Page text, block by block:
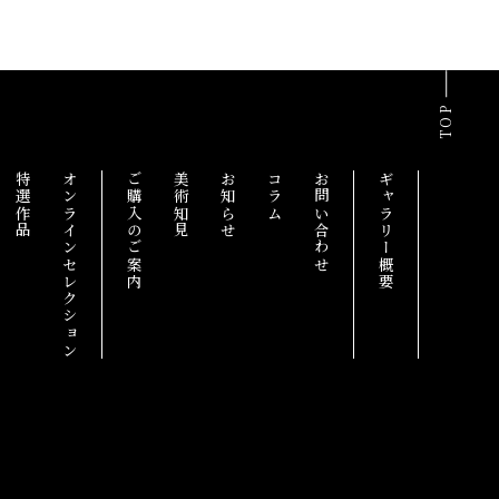
特選作品 オンラインセレクション ご購入のご案内 美術知見 お知らせ コラム お問い合わせ ギャラリー概要
TOP